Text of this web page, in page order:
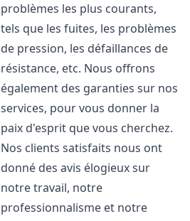
problèmes les plus courants,
tels que les fuites, les problèmes
de pression, les défaillances de
résistance, etc. Nous offrons
également des garanties sur nos
services, pour vous donner la
paix d'esprit que vous cherchez.
Nos clients satisfaits nous ont
donné des avis élogieux sur
notre travail, notre
professionnalisme et notre